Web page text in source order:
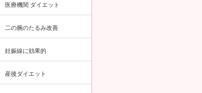
医療機関 ダイエット
二の腕のたるみ改善
妊娠線に効果的
産後ダイエット